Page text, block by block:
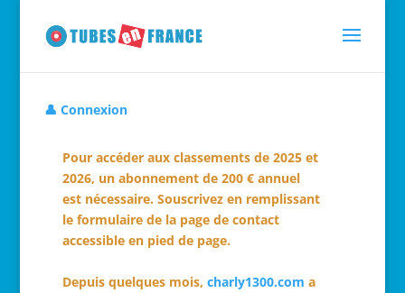
👤 Connexion
Pour accéder aux classements de 2025 et
2026, un abonnement de 200 € annuel
est nécessaire. Souscrivez en remplissant
le formulaire de la page de contact
accessible en pied de page.
Depuis quelques mois, charly1300.com a